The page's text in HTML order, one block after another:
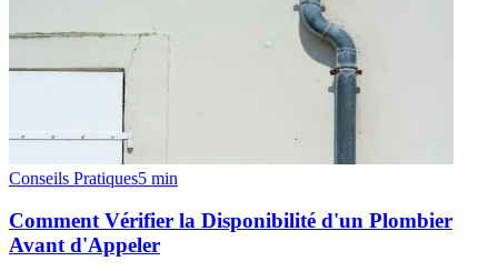
Conseils Pratiques5 min
Comment Vérifier la Disponibilité d'un Plombier
Avant d'Appeler